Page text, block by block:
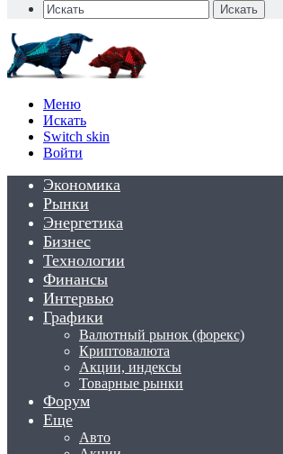
Искать
Меню
Искать
Switch skin
Войти
Экономика
Рынки
Энергетика
Бизнес
Технологии
Финансы
Интервью
Графики
Валютный рынок (форекс)
Криптовалюта
Акции, индексы
Товарные рынки
Форум
Еще
Авто